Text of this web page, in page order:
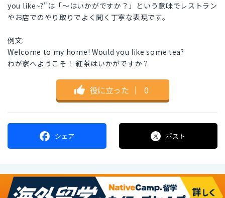
you like~?"は「〜はいかがですか？」という意味でレストラン
やお店でのやり取りでよく聞く丁寧な表現です。
例文:
Welcome to my home! Would you like some tea?
わが家へようこそ！ 紅茶はいかがですか？
役に立った ｜ 0
シェア ポスト